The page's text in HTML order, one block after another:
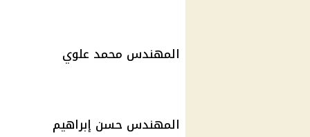
المهندس محمد علوي
المهندس حسن إبراهيم